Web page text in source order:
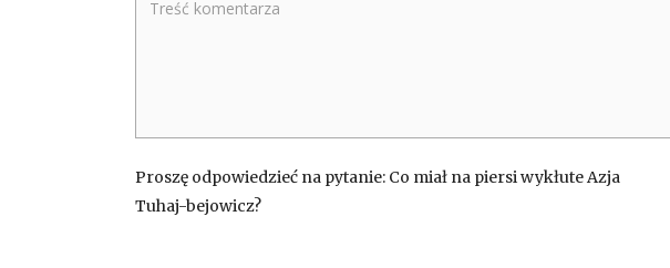
Proszę odpowiedzieć na pytanie: Co miał na piersi wykłute Azja
Tuhaj-bejowicz?